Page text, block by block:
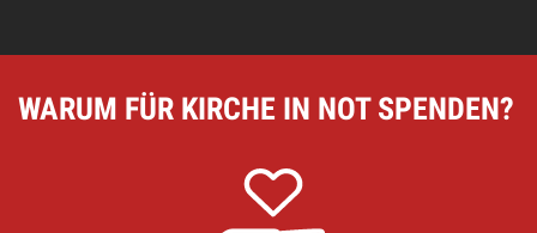
WARUM FÜR KIRCHE IN NOT SPENDEN?